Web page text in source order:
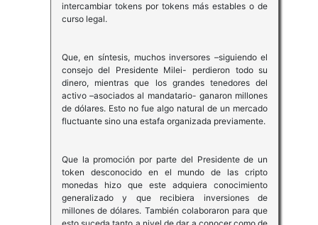
intercambiar tokens por tokens más estables o de
curso legal.
Que, en síntesis, muchos inversores –siguiendo el
consejo del Presidente Milei- perdieron todo su
dinero, mientras que los grandes tenedores del
activo –asociados al mandatario- ganaron millones
de dólares. Esto no fue algo natural de un mercado
fluctuante sino una estafa organizada previamente.
Que la promoción por parte del Presidente de un
token desconocido en el mundo de las cripto
monedas hizo que este adquiera conocimiento
generalizado y que recibiera inversiones de
millones de dólares. También colaboraron para que